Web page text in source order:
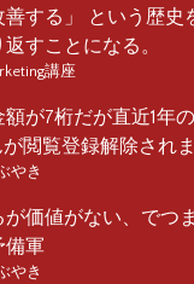
する」 という歴史
すことになる。
講座
額が7桁だが直近1年
閲覧登録解除されま
やき
が価値がない、でつ
備軍
やき